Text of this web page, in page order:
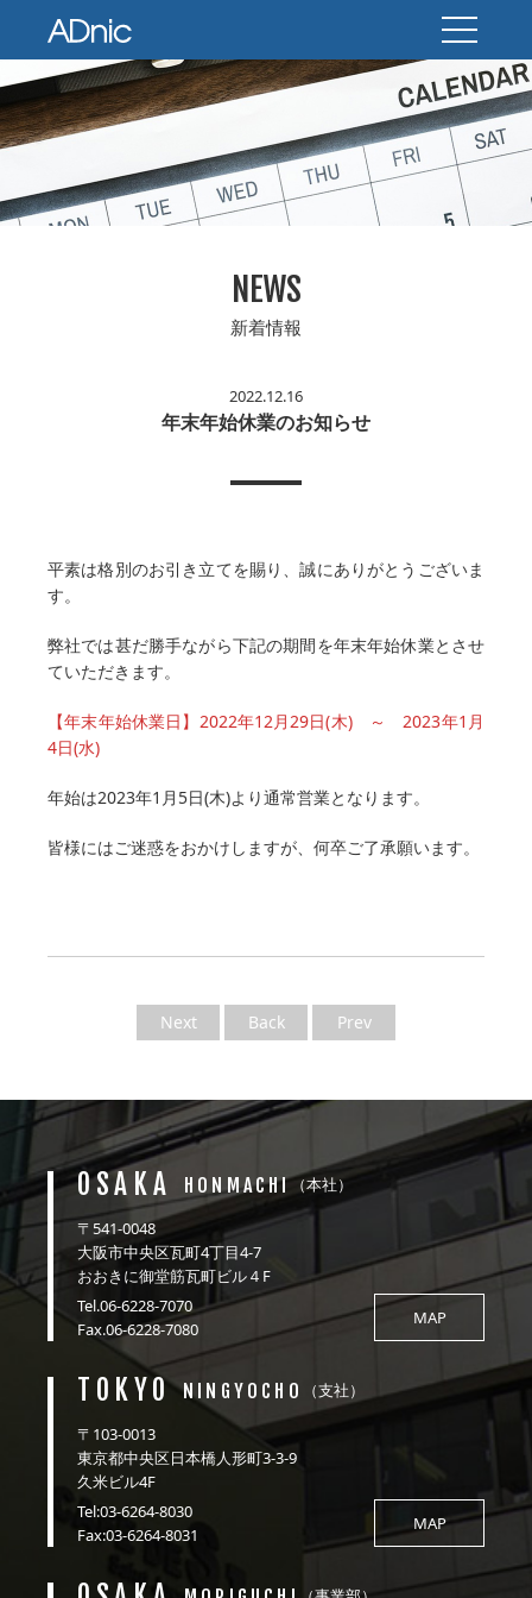
NEWS
新着情報
2022.12.16
年末年始休業のお知らせ
平素は格別のお引き立てを賜り、誠にありがとうございま
す。
弊社では甚だ勝手ながら下記の期間を年末年始休業とさせ
ていただきます。
【年末年始休業日】2022年12月29日(木) ～ 2023年1月
4日(水)
年始は2023年1月5日(木)より通常営業となります。
皆様にはご迷惑をおかけしますが、何卒ご了承願います。
Next Back Prev
OSAKA HONMACHI（本社）
〒541-0048
大阪市中央区瓦町4丁目4-7
おおきに御堂筋瓦町ビル４F
Tel.06-6228-7070
Fax.06-6228-7080
MAP
TOKYO NINGYOCHO （支社）
〒103-0013
東京都中央区日本橋人形町3-3-9
久米ビル4F
Tel:03-6264-8030
Fax:03-6264-8031
MAP